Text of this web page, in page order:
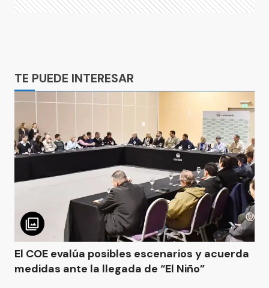
TE PUEDE INTERESAR
El COE evalúa posibles escenarios y acuerda
medidas ante la llegada de “El Niño”